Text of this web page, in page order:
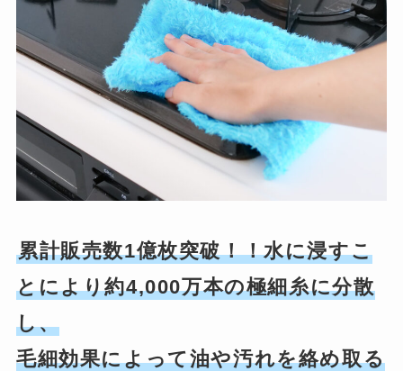
累計販売数1億枚突破！！水に浸すこ
とにより約4,000万本の極細糸に分散
し、
毛細効果によって油や汚れを絡め取る